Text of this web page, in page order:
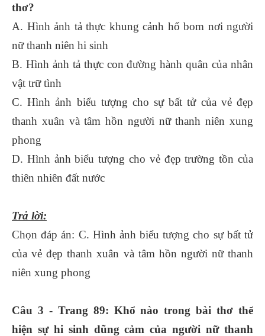
thơ?
A. Hình ảnh tả thực khung cảnh hố bom nơi người
nữ thanh niên hi sinh
B. Hình ảnh tả thực con đường hành quân của nhân
vật trữ tình
C. Hình ảnh biểu tượng cho sự bất tử của vẻ đẹp
thanh xuân và tâm hồn người nữ thanh niên xung
phong
D. Hình ảnh biểu tượng cho vẻ đẹp trường tồn của
thiên nhiên đất nước
Trả lời:
Chọn đáp án: C. Hình ảnh biểu tượng cho sự bất tử
của vẻ đẹp thanh xuân và tâm hồn người nữ thanh
niên xung phong
Câu 3 - Trang 89: Khổ nào trong bài thơ thể
hiện sự hi sinh dũng cảm của người nữ thanh